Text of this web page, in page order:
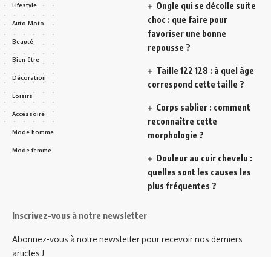
Lifestyle
Auto Moto
Beauté
Bien être
Décoration
Loisirs
Accessoire
Mode homme
Mode femme
Ongle qui se décolle suite
choc : que faire pour
favoriser une bonne
repousse ?
Taille 122 128 : à quel âge
correspond cette taille ?
Corps sablier : comment
reconnaître cette
morphologie ?
Douleur au cuir chevelu :
quelles sont les causes les
plus fréquentes ?
Inscrivez-vous à notre newsletter
Abonnez-vous à notre newsletter pour recevoir nos derniers
articles !